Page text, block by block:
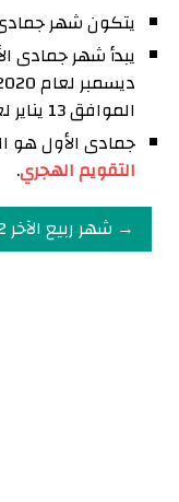
يتكون شهر جمادى الأول 1442
الموافق 13 يناير لعام 2021 ميلادي.
جمادى الأول هو
التقويم الهجري.
→ شهر ربيع الآخر 1442